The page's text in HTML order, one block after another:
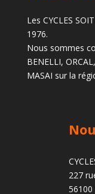
Les CYCLES
1976.
Nous sommes
BENELLI,
MASAI sur la
227